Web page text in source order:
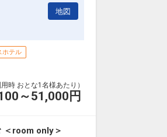
地図
ホテル
用時 おとな1名様あたり）
～51,000 円
＜room only＞